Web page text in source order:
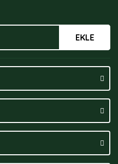
EKLE